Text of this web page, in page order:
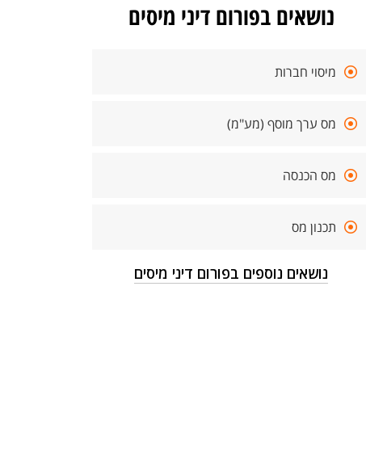
נושאים בפורום דיני מיסים
מיסוי חברות
מס ערך מוסף (מע"מ)
מס הכנסה
תכנון מס
נושאים נוספים בפורום דיני מיסים